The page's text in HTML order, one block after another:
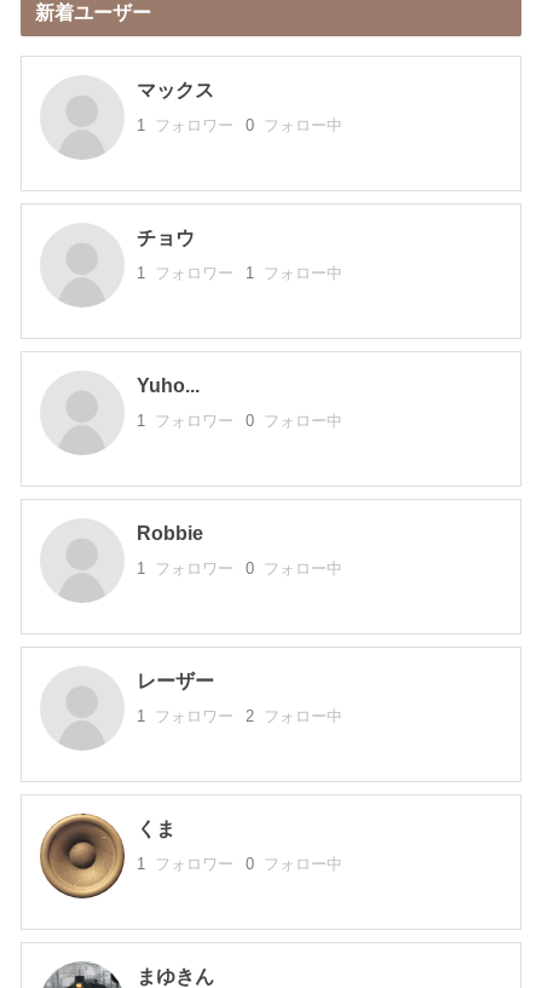
新着ユーザー
マックス
1 フォロワー 0 フォロー中
チョウ
1 フォロワー 1 フォロー中
Yuho...
1 フォロワー 0 フォロー中
Robbie
1 フォロワー 0 フォロー中
レーザー
1 フォロワー 2 フォロー中
くま
1 フォロワー 0 フォロー中
まゆきん